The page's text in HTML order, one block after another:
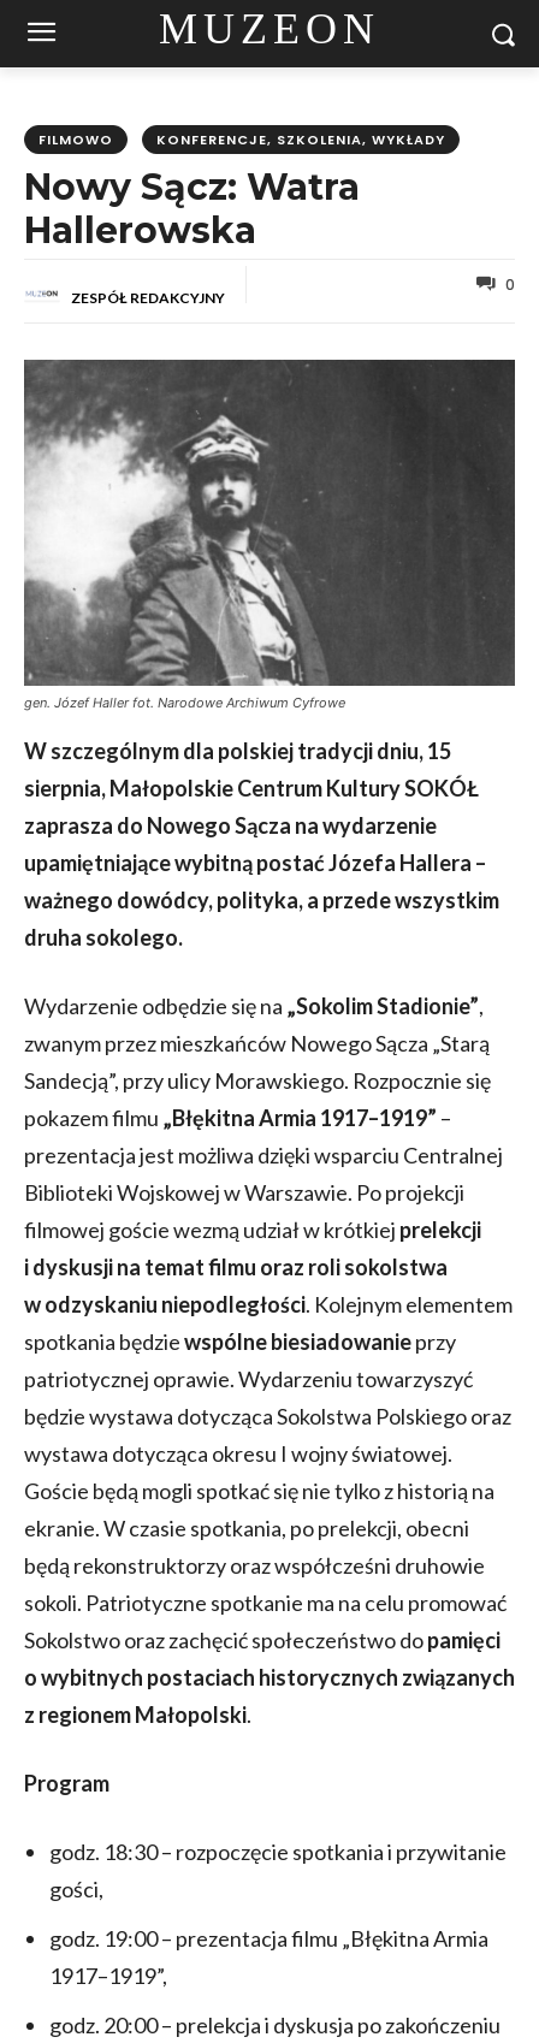
MUZEON
FILMOWO KONFERENCJE, SZKOLENIA, WYKŁADY
Nowy Sącz: Watra
Hallerowska
ZESPÓŁ REDAKCYJNY
0
gen. Józef Haller fot. Narodowe Archiwum Cyfrowe
W szczególnym dla polskiej tradycji dniu, 15
sierpnia, Małopolskie Centrum Kultury SOKÓŁ
zaprasza do Nowego Sącza na wydarzenie
upamiętniające wybitną postać Józefa Hallera –
ważnego dowódcy, polityka, a przede wszystkim
druha sokolego.
Wydarzenie odbędzie się na „Sokolim Stadionie”,
zwanym przez mieszkańców Nowego Sącza „Starą
Sandecją”, przy ulicy Morawskiego. Rozpocznie się
pokazem filmu „Błękitna Armia 1917–1919” –
prezentacja jest możliwa dzięki wsparciu Centralnej
Biblioteki Wojskowej w Warszawie. Po projekcji
filmowej goście wezmą udział w krótkiej prelekcji
i dyskusji na temat filmu oraz roli sokolstwa
w odzyskaniu niepodległości. Kolejnym elementem
spotkania będziewspólne biesiadowanieprzy
patriotycznej oprawie. Wydarzeniu towarzyszyć
będzie wystawa dotycząca Sokolstwa Polskiego oraz
wystawa dotycząca okresu I wojny światowej.
Goście będą mogli spotkać się nie tylko z historią na
ekranie. W czasie spotkania, po prelekcji, obecni
będą rekonstruktorzy oraz współcześni druhowie
sokoli. Patriotyczne spotkanie ma na celu promować
Sokolstwo oraz zachęcić społeczeństwo dopamięci
o wybitnych postaciach historycznych związanych
z regionem Małopolski.
Program
godz. 18:30 – rozpoczęcie spotkania i przywitanie
gości,
godz. 19:00 – prezentacja filmu „Błękitna Armia
1917–1919”,
godz. 20:00 – prelekcja i dyskusja po zakończeniu